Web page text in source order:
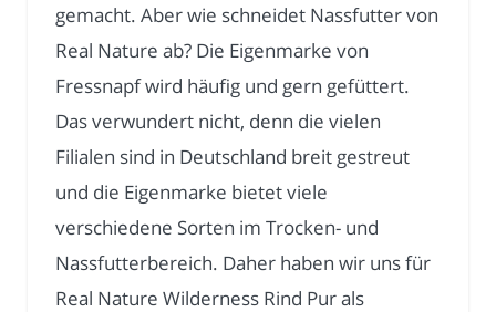
gemacht. Aber wie schneidet Nassfutter von
Real Nature ab? Die Eigenmarke von
Fressnapf wird häufig und gern gefüttert.
Das verwundert nicht, denn die vielen
Filialen sind in Deutschland breit gestreut
und die Eigenmarke bietet viele
verschiedene Sorten im Trocken- und
Nassfutterbereich. Daher haben wir uns für
Real Nature Wilderness Rind Pur als